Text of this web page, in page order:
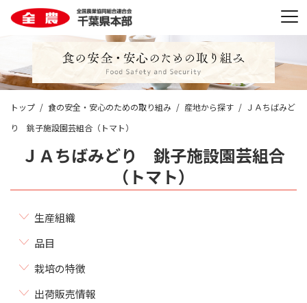
トップ 食の安全・安心のための取り組み 産地から探す
ＪＡちばみど
り 銚子施設園芸組合（トマト）
ＪＡちばみどり 銚子施設園芸組合
（トマト）
生産組織
品目
栽培の特徴
出荷販売情報